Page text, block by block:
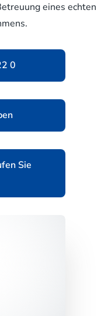
eines echten
0
Sie